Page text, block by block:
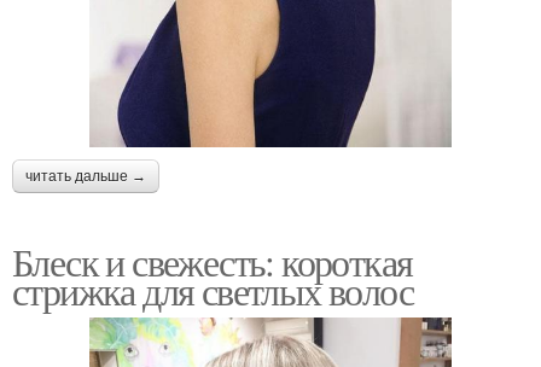
читать дальше →
Блеск и свежесть: короткая
стрижка для светлых волос